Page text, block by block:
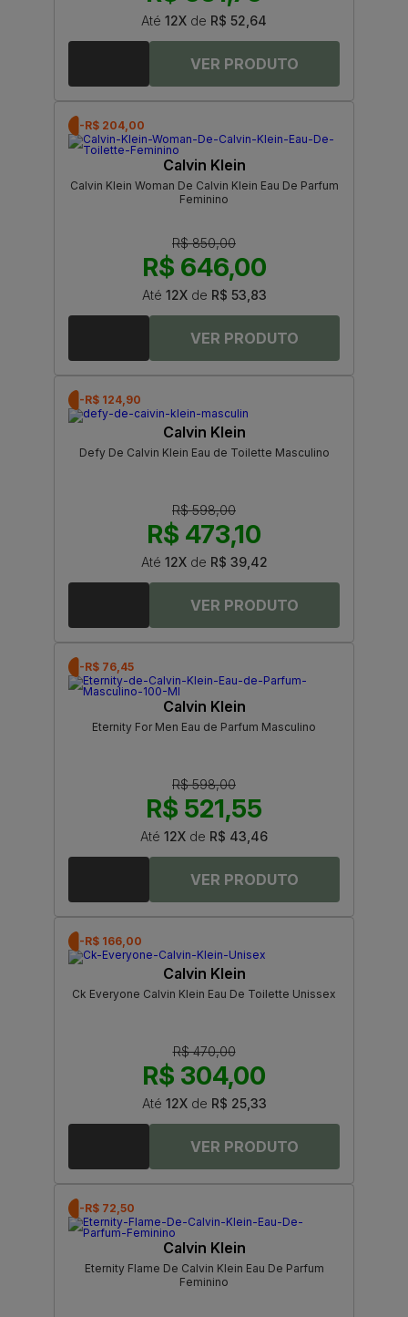
Até 12X de R$ 52,64
-R$ 204,00
Calvin Klein
Calvin Klein Woman De Calvin Klein Eau De Parfum
Feminino
R$ 850,00
R$ 646,00
Até 12Xde R$ 53,83
-R$ 124,90
Calvin Klein
Defy De Calvin Klein Eau de Toilette Masculino
R$ 598,00
R$ 473,10
Até 12Xde R$ 39,42
-R$ 76,45
Calvin Klein
Eternity For Men Eau de Parfum Masculino
R$ 598,00
R$ 521,55
Até 12X de R$ 43,46
-R$ 166,00
Calvin Klein
Ck Everyone Calvin Klein Eau De Toilette Unissex
R$ 470,00
R$ 304,00
Até 12Xde R$ 25,33
-R$ 72,50
Calvin Klein
Eternity Flame De Calvin Klein Eau De Parfum
Feminino